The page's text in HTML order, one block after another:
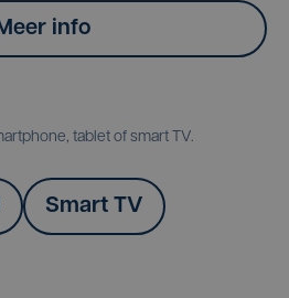
info
tablet of smart TV.
Smart TV